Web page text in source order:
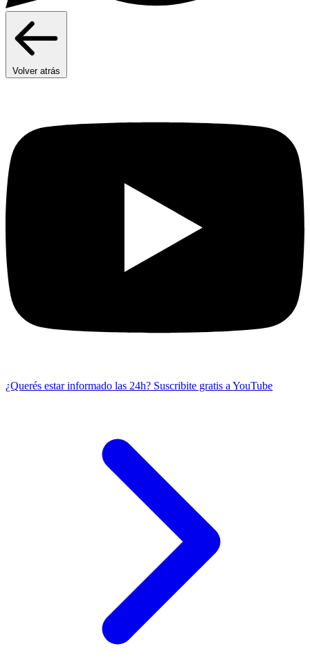
Volver atrás
¿Querés estar informado las 24h? Suscribite gratis a YouTube